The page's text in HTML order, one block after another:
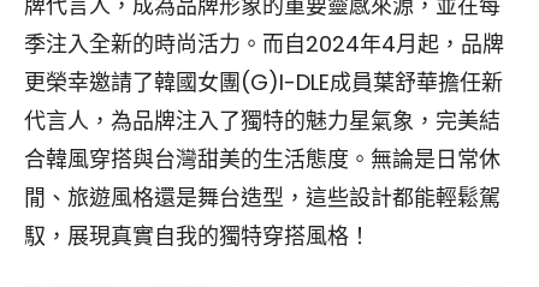
季注入全新的時尚活力。而自2024年4月起，品牌
更榮幸邀請了韓國女團(G)I-DLE成員葉舒華擔任新
代言人，為品牌注入了獨特的魅力星氣象，完美結
合韓風穿搭與台灣甜美的生活態度。無論是日常休
閒、旅遊風格還是舞台造型，這些設計都能輕鬆駕
馭，展現真實自我的獨特穿搭風格！